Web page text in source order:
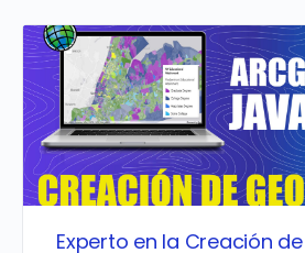
Experto en la Creación